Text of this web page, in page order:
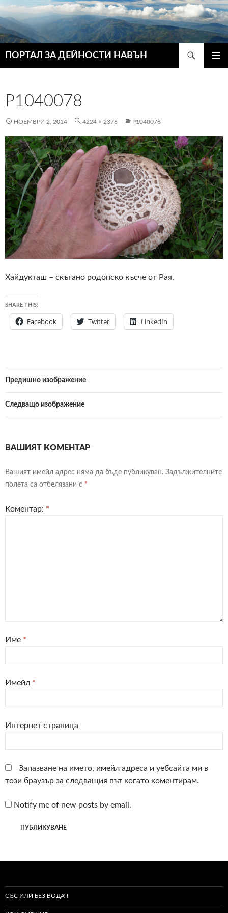
ПОРТАЛ ЗА ДЕЙНОСТИ НАВЪН
P1040078
НОЕМВРИ 2, 2014 4224 × 2376 P1040078
Хайдукташ – скътано родопско късче от Рая.
SHARE THIS:
Facebook Twitter LinkedIn
Предишно изображение
Следващо изображение
ВАШИЯТ КОМЕНТАР
Вашият имейл адрес няма да бъде публикуван. Задължителните
полета са отбелязани с *
Коментар: *
Име *
Имейл *
Интернет страница
Запазване на името, имейл адреса и уебсайта ми в
този браузър за следващия път когато коментирам.
Notify me of new posts by email.
СЪС ИЛИ БЕЗ ВОДАЧ